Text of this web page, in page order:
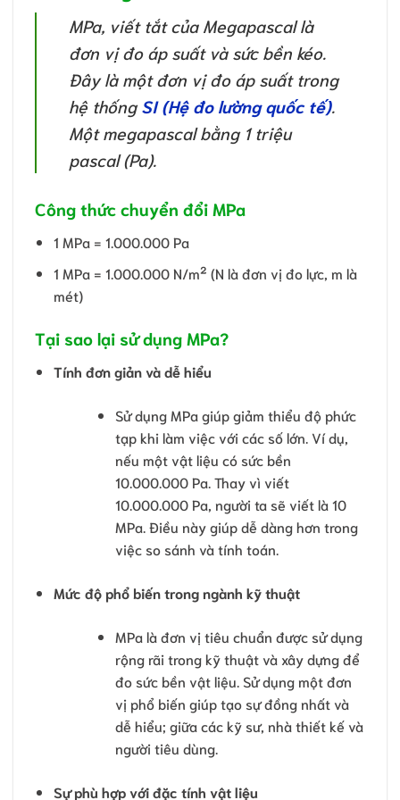
MPa, viết tắt của Megapascal là
đơn vị đo áp suất và sức bền kéo.
Đây là một đơn vị đo áp suất trong
hệ thốngSI (Hệ đo lường quốc tế).
Một megapascal bằng 1 triệu
pascal (Pa).
Công thức chuyển đổi MPa
1 MPa = 1.000.000 Pa
1 MPa = 1.000.000 N/m² (N là đơn vị đo lực, m là
mét)
Tại sao lại sử dụng MPa?
Tính đơn giản và dễ hiểu
Sử dụng MPa giúp giảm thiểu độ phức
tạp khi làm việc với các số lớn. Ví dụ,
nếu một vật liệu có sức bền
10.000.000 Pa. Thay vì viết
10.000.000 Pa, người ta sẽ viết là 10
MPa. Điều này giúp dễ dàng hơn trong
việc so sánh và tính toán.
Mức độ phổ biến trong ngành kỹ thuật
MPa là đơn vị tiêu chuẩn được sử dụng
rộng rãi trong kỹ thuật và xây dựng để
đo sức bền vật liệu. Sử dụng một đơn
vị phổ biến giúp tạo sự đồng nhất và
dễ hiểu; giữa các kỹ sư, nhà thiết kế và
người tiêu dùng.
Sự phù hợp với đặc tính vật liệu